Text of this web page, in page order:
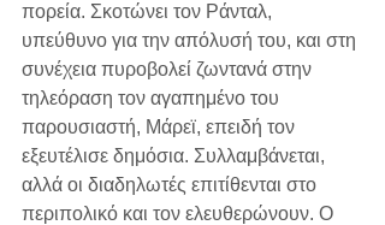
πορεία. Σκοτώνει τον Ράνταλ,
υπεύθυνο για την απόλυσή του, και στη
συνέχεια πυροβολεί ζωντανά στην
τηλεόραση τον αγαπημένο του
παρουσιαστή, Μάρεϊ, επειδή τον
εξευτέλισε δημόσια. Συλλαμβάνεται,
αλλά οι διαδηλωτές επιτίθενται στο
περιπολικό και τον ελευθερώνουν. Ο